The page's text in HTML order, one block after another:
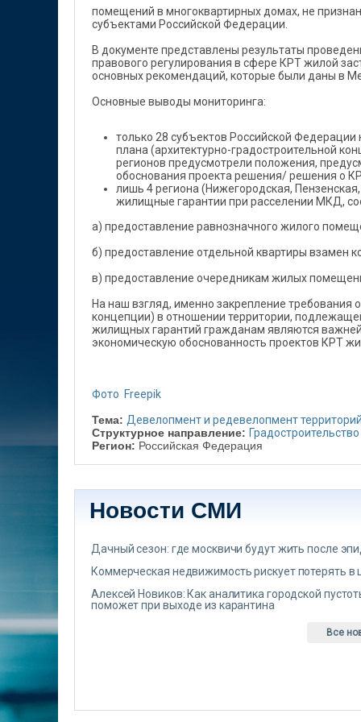
помещений в многоквартирных домах, не
субъектами Российской Федерации.
В документе представлены результаты
правового регулирования в сфере КРТ жилой
основных рекомендаций, которые были даны в
Основные выводы мониторинга:
только 28 субъектов Российской
плана (архитектурно-градостроительной
регионов предусмотрели положения,
обоснования проекта решения/ решения о
лишь 4 региона (Нижегородская,
жилищные гарантии при расселении МКД,
а) предоставление равнозначного жилого
б) предоставление отдельной квартиры взамен
в) предоставление очередникам жилых
На наш взгляд, именно закрепление требования
концепции) в отношении территории,
жилищных гарантий гражданам являются
экономическую обоснованность проектов КРТ
Фото Freepik
Тема: Девелопмент и редевелопмент
Структурное направление:
Регион: Российская Федерация
Новости СМИ
Дачный сезон: где москвичи будут жить после
Коммерческая недвижимость рискует потерять в
Алексей Новиков: Как аналитика городской
поможет при выходе из карантина
Все